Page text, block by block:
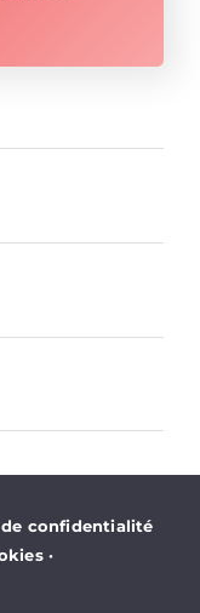
confidentialité
·